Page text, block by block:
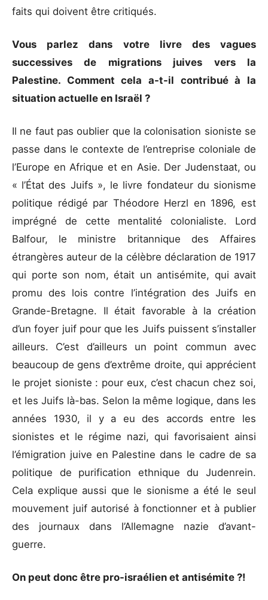
faits qui doivent être critiqués.
Vous parlez dans votre livre des vagues
successives de migrations juives vers la
Palestine. Comment cela a-t-il contribué à la
situation actuelle en Israël ?
Il ne faut pas oublier que la colonisation sioniste se
passe dans le contexte de l’entreprise coloniale de
l’Europe en Afrique et en Asie. Der Judenstaat, ou
« l’État des Juifs », le livre fondateur du sionisme
politique rédigé par Théodore Herzl en 1896, est
imprégné de cette mentalité colonialiste. Lord
Balfour, le ministre britannique des Affaires
étrangères auteur de la célèbre déclaration de 1917
qui porte son nom, était un antisémite, qui avait
promu des lois contre l’intégration des Juifs en
Grande-Bretagne. Il était favorable à la création
d’un foyer juif pour que les Juifs puissent s’installer
ailleurs. C’est d’ailleurs un point commun avec
beaucoup de gens d’extrême droite, qui apprécient
le projet sioniste : pour eux, c’est chacun chez soi,
et les Juifs là-bas. Selon la même logique, dans les
années 1930, il y a eu des accords entre les
sionistes et le régime nazi, qui favorisaient ainsi
l’émigration juive en Palestine dans le cadre de sa
politique de purification ethnique du Judenrein.
Cela explique aussi que le sionisme a été le seul
mouvement juif autorisé à fonctionner et à publier
des journaux dans l’Allemagne nazie d’avant-
guerre.
On peut donc être pro-israélien et antisémite ?!